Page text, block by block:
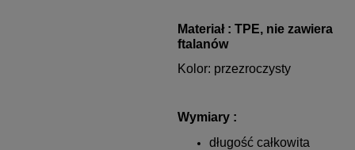
Materiał : TPE, nie zawiera
ftalanów
Kolor: przezroczysty
Wymiary :
długość całkowita